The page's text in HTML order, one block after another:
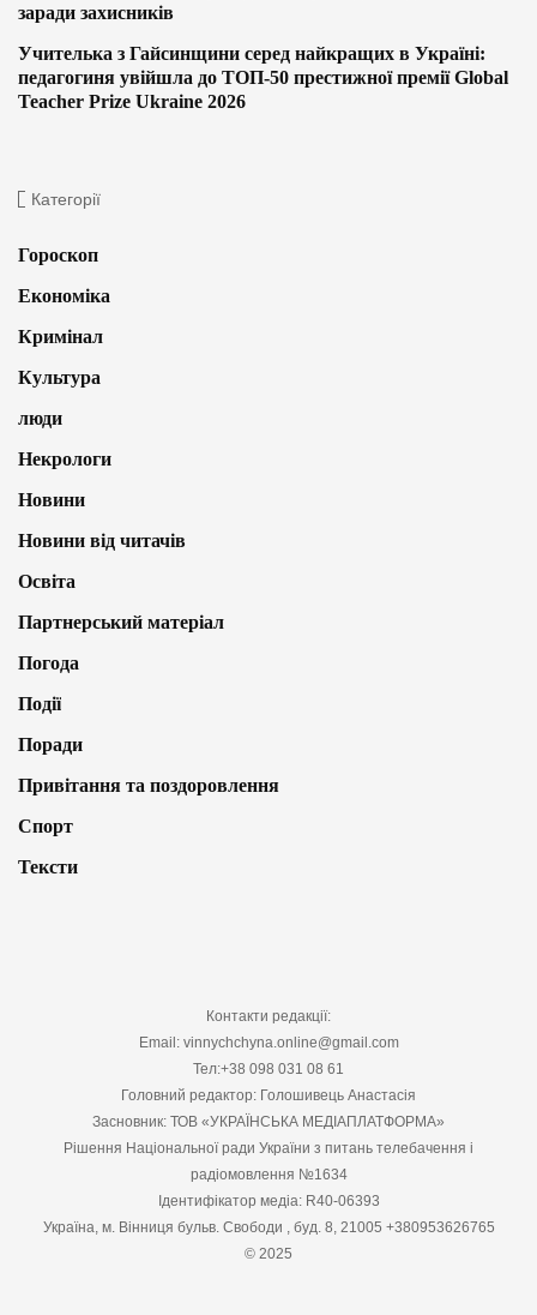
заради захисників
Учителька з Гайсинщини серед найкращих в Україні:
педагогиня увійшла до ТОП-50 престижної премії Global
Teacher Prize Ukraine 2026
Категорії
Гороскоп
Економіка
Кримінал
Культура
люди
Некрологи
Новини
Новини від читачів
Освіта
Партнерський матеріал
Погода
Події
Поради
Привітання та поздоровлення
Спорт
Тексти
Контакти редакції:
Email: vinnychchyna.online@gmail.com
Тел:+38 098 031 08 61
Головний редактор: Голошивець Анастасія
Засновник: ТОВ «УКРАЇНСЬКА МЕДІАПЛАТФОРМА»
Рішення Національної ради України з питань телебачення і
радіомовлення №1634
Ідентифікатор медіа: R40-06393
Україна, м. Вінниця бульв. Свободи , буд. 8, 21005 +380953626765
© 2025